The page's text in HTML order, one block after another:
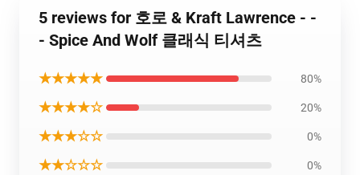
5 reviews for 호로 & Kraft Lawrence - -
- Spice And Wolf 클래식 티셔츠
★★★★★ 80%
★★★★☆ 20%
★★★☆☆ 0%
★★☆☆☆ 0%